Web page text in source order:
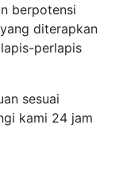
berpotensi
diterapkan
perlapis
sesuai
kami 24 jam